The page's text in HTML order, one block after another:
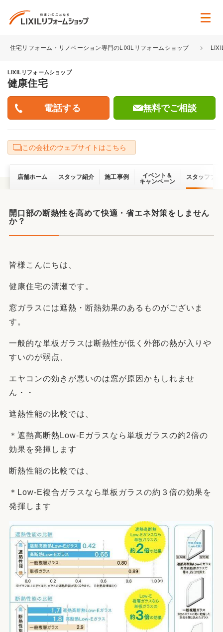
住宅リフォーム・リノベーション専門のLIXILリフォームショップ
LIXILリフォームショップ
健康住宅
無料でご相談
この会社のウェブサイトはこちら
店舗ホーム スタッフ紹介 施工事例
イベント＆
キャンペーン
スタッフブ
開口部の断熱性を高めて快適・省エネ対策をしません
か？
皆様こんにちは、
健康住宅の清瀬です。
窓ガラスには遮熱・断熱効果のあるものがございま
す。
一般的な単板ガラスは断熱性が低く外部の熱が入りや
すいのが弱点、
エヤコンの効きが悪いのは窓が原因かもしれませ
ん・・
遮熱性能の比較では、
＊遮熱高断熱Low-Eガラスなら単板ガラスの約2倍の
効果を発揮します
断熱性能の比較では、
＊Low-E複合ガラスなら単板ガラスの約３倍の効果を
発揮します